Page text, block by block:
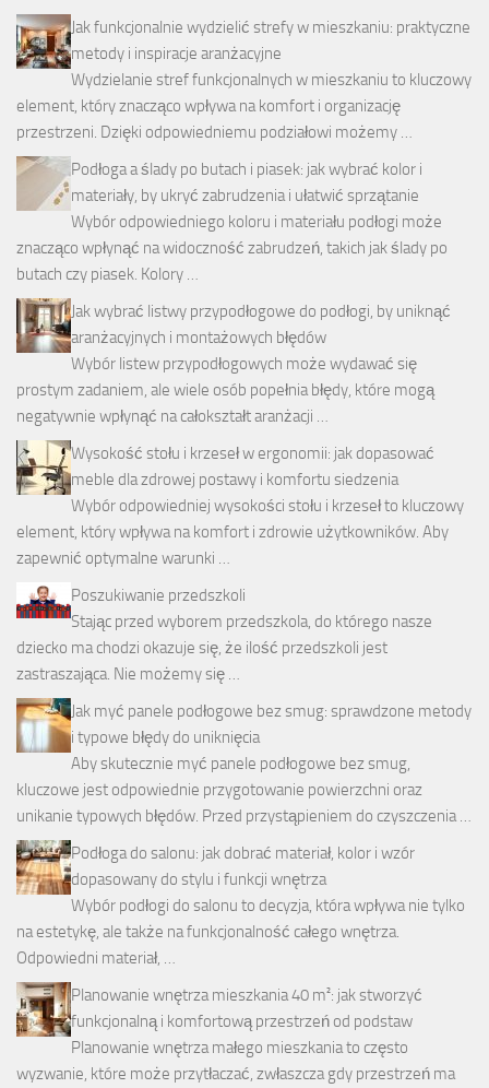
Jak funkcjonalnie wydzielić strefy w mieszkaniu: praktyczne
metody i inspiracje aranżacyjne
Wydzielanie stref funkcjonalnych w mieszkaniu to kluczowy
element, który znacząco wpływa na komfort i organizację
przestrzeni. Dzięki odpowiedniemu podziałowi możemy …
Podłoga a ślady po butach i piasek: jak wybrać kolor i
materiały, by ukryć zabrudzenia i ułatwić sprzątanie
Wybór odpowiedniego koloru i materiału podłogi może
znacząco wpłynąć na widoczność zabrudzeń, takich jak ślady po
butach czy piasek. Kolory …
Jak wybrać listwy przypodłogowe do podłogi, by uniknąć
aranżacyjnych i montażowych błędów
Wybór listew przypodłogowych może wydawać się
prostym zadaniem, ale wiele osób popełnia błędy, które mogą
negatywnie wpłynąć na całokształt aranżacji …
Wysokość stołu i krzeseł w ergonomii: jak dopasować
meble dla zdrowej postawy i komfortu siedzenia
Wybór odpowiedniej wysokości stołu i krzeseł to kluczowy
element, który wpływa na komfort i zdrowie użytkowników. Aby
zapewnić optymalne warunki …
Poszukiwanie przedszkoli
Stając przed wyborem przedszkola, do którego nasze
dziecko ma chodzi okazuje się, że ilość przedszkoli jest
zastraszająca. Nie możemy się …
Jak myć panele podłogowe bez smug: sprawdzone metody
i typowe błędy do uniknięcia
Aby skutecznie myć panele podłogowe bez smug,
kluczowe jest odpowiednie przygotowanie powierzchni oraz
unikanie typowych błędów. Przed przystąpieniem do czyszczenia …
Podłoga do salonu: jak dobrać materiał, kolor i wzór
dopasowany do stylu i funkcji wnętrza
Wybór podłogi do salonu to decyzja, która wpływa nie tylko
na estetykę, ale także na funkcjonalność całego wnętrza.
Odpowiedni materiał, …
Planowanie wnętrza mieszkania 40 m²: jak stworzyć
funkcjonalną i komfortową przestrzeń od podstaw
Planowanie wnętrza małego mieszkania to często
wyzwanie, które może przytłaczać, zwłaszcza gdy przestrzeń ma